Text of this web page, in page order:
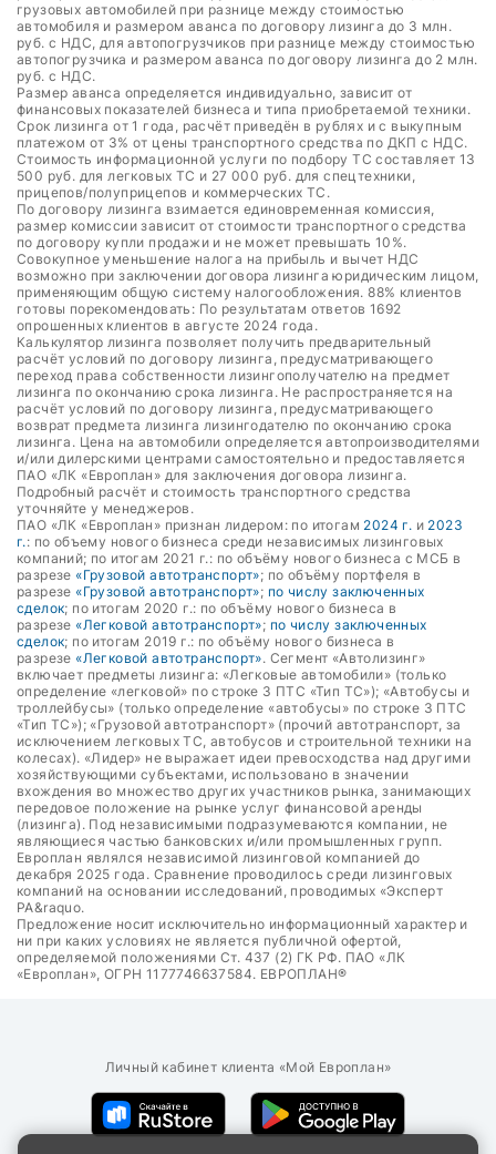
грузовых автомобилей при разнице между стоимостью
автомобиля и размером аванса по договору лизинга до 3 млн.
руб. с НДС, для автопогрузчиков при разнице между стоимостью
автопогрузчика и размером аванса по договору лизинга до 2 млн.
руб. с НДС.
Размер аванса определяется индивидуально, зависит от
финансовых показателей бизнеса и типа приобретаемой техники.
Срок лизинга от 1 года, расчёт приведён в рублях и с выкупным
платежом от 3% от цены транспортного средства по ДКП с НДС.
Стоимость информационной услуги по подбору ТС составляет 13
500 руб. для легковых ТС и 27 000 руб. для спецтехники,
прицепов/полуприцепов и коммерческих ТС.
По договору лизинга взимается единовременная комиссия,
размер комиссии зависит от стоимости транспортного средства
по договору купли продажи и не может превышать 10%.
Совокупное уменьшение налога на прибыль и вычет НДС
возможно при заключении договора лизинга юридическим лицом,
применяющим общую систему налогообложения. 88% клиентов
готовы порекомендовать: По результатам ответов 1692
опрошенных клиентов в августе 2024 года.
Калькулятор лизинга позволяет получить предварительный
расчёт условий по договору лизинга, предусматривающего
переход права собственности лизингополучателю на предмет
лизинга по окончанию срока лизинга. Не распространяется на
расчёт условий по договору лизинга, предусматривающего
возврат предмета лизинга лизингодателю по окончанию срока
лизинга. Цена на автомобили определяется автопроизводителями
и/или дилерскими центрами самостоятельно и предоставляется
ПАО «ЛК «Европлан» для заключения договора лизинга.
Подробный расчёт и стоимость транспортного средства
уточняйте у менеджеров.
ПАО «ЛК «Европлан» признан лидером: по итогам 2024 г. и 2023
г.: по объему нового бизнеса среди независимых лизинговых
компаний; по итогам 2021 г.: по объёму нового бизнеса с МСБ в
разрезе «Грузовой автотранспорт»; по объёму портфеля в
разрезе «Грузовой автотранспорт»; по числу заключенных
сделок; по итогам 2020 г.: по объёму нового бизнеса в
разрезе «Легковой автотранспорт»; по числу заключенных
сделок; по итогам 2019 г.: по объёму нового бизнеса в
разрезе «Легковой автотранспорт». Сегмент «Автолизинг»
включает предметы лизинга: «Легковые автомобили» (только
определение «легковой» по строке 3 ПТС «Тип ТС»); «Автобусы и
троллейбусы» (только определение «автобусы» по строке 3 ПТС
«Тип ТС»); «Грузовой автотранспорт» (прочий автотранспорт, за
исключением легковых ТС, автобусов и строительной техники на
колесах). «Лидер» не выражает идеи превосходства над другими
хозяйствующими субъектами, использовано в значении
вхождения во множество других участников рынка, занимающих
передовое положение на рынке услуг финансовой аренды
(лизинга). Под независимыми подразумеваются компании, не
являющиеся частью банковских и/или промышленных групп.
Европлан являлся независимой лизинговой компанией до
декабря 2025 года. Сравнение проводилось среди лизинговых
компаний на основании исследований, проводимых «Эксперт
РА&raquo.
Предложение носит исключительно информационный характер и
ни при каких условиях не является публичной офертой,
определяемой положениями Ст. 437 (2) ГК РФ. ПАО «ЛК
«Европлан», ОГРН 1177746637584. ЕВРОПЛАН®
Личный кабинет клиента «Мой Европлан»